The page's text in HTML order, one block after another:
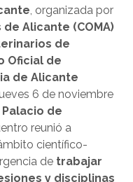
, organizada por
Alicante (COMA)
de
Oficial de
de Alicante
6 de noviembre
Palacio de
reunió a
científico-
de trabajar
y disciplinas